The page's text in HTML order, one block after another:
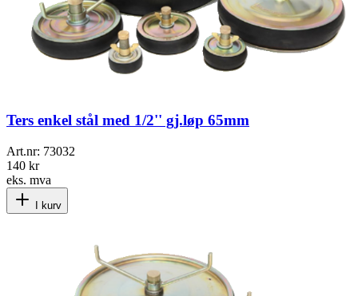
Ters enkel stål med 1/2'' gj.løp 65mm
Art.nr: 73032
140 kr
eks. mva
I kurv